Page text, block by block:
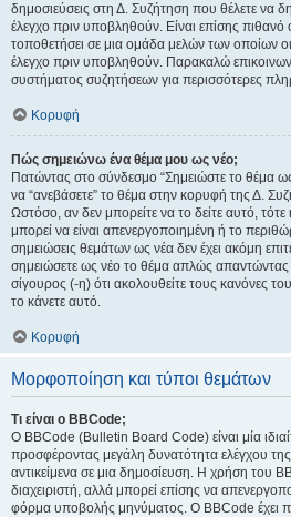
δημοσιεύσεις στη Δ. Συζήτηση που θέλετε να
έλεγχο πριν υποβληθούν. Είναι επίσης πιθανό
τοποθετήσει σε μια ομάδα μελών των οποίων οι
έλεγχο πριν υποβληθούν. Παρακαλώ
συστήματος συζητήσεων για περισσότερες
Κορυφή
Πώς σημειώνω ένα θέμα μου ως νέο;
Πατώντας στο σύνδεσμο “Σημειώστε το θέμα
να “ανεβάσετε” το θέμα στην κορυφή της Δ.
Ωστόσο, αν δεν μπορείτε να το δείτε αυτό,
μπορεί να είναι απενεργοποιημένη ή το
σημειώσεις θεμάτων ως νέα δεν έχει ακόμη
σημειώσετε ως νέο το θέμα απλώς απαντώντας
σίγουρος (-η) ότι ακολουθείτε τους κανόνες
το κάνετε αυτό.
Κορυφή
Μορφοποίηση και τύποι θεμάτων
Τι είναι ο BBCode;
Ο BBCode (Bulletin Board Code) είναι μία
προσφέροντας μεγάλη δυνατότητα ελέγχου
αντικείμενα σε μια δημοσίευση. Η χρήση του
διαχειριστή, αλλά μπορεί επίσης να
φόρμα υποβολής μηνύματος. Ο BBCode έχει